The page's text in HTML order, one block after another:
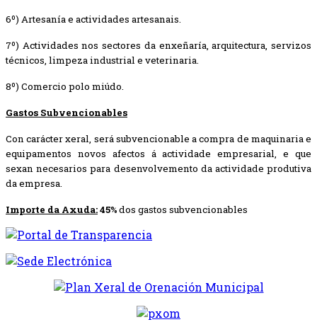
6º) Artesanía e actividades artesanais.
7º) Actividades nos sectores da enxeñaría, arquitectura, servizos
técnicos, limpeza industrial e veterinaria.
8º) Comercio polo miúdo.
Gastos Subvencionables
Con carácter xeral, será subvencionable a compra de maquinaria e
equipamentos novos afectos á actividade empresarial, e que
sexan necesarios para desenvolvemento da actividade produtiva
da empresa.
Importe da Axuda:45%dos gastos subvencionables